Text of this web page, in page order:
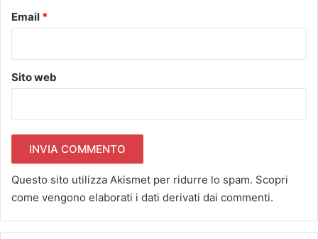
Email *
Sito web
Questo sito utilizza Akismet per ridurre lo spam. Scopri
come vengono elaborati i dati derivati dai commenti.